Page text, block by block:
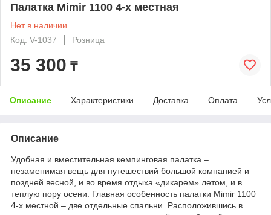
Палатка Mimir 1100 4-х местная
Нет в наличии
Код: V-1037
Розница
35 300 ₸
Описание Характеристики Доставка Оплата
Описание
Удобная и вместительная кемпинговая палатка –
незаменимая вещь для путешествий большой компанией и
поздней весной, и во время отдыха «дикарем» летом, и в
теплую пору осени. Главная особенность палатки Mimir 1100
4-х местной – две отдельные спальни. Расположившись в